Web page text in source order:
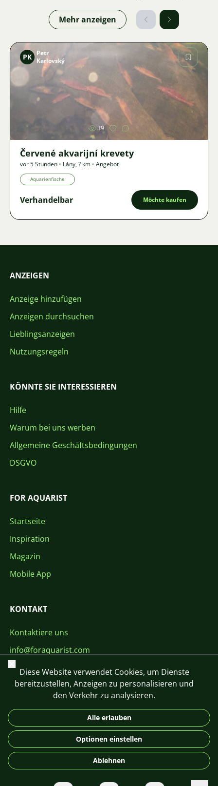
Mehr anzeigen
Bild
PK
Petr
Karlovský
39
Červené akvarijní krevety
vor 5 Stunden • Lány,? km • Angebot
Aquarienfische
Verhandelbar Möchte kaufen
ANZEIGEN
Anzeige hinzufügen
Anzeigen durchsuchen
Lieblingsanzeigen
Nutzungsregeln
KÖNNTE SIE INTERESSIEREN
Hilfe
Warum bei uns werben
Allgemeine Geschäftsbedingungen
DSGVO
FOR AQUARIST
Startseite
Inspiration
Magazin
Mobile App
KONTAKT
Kontaktiere uns
info@foraquarist.com
+420 603 449 602
DE
© 2026 For Aquarist
Schließen
Diese Website verwendet Cookies, um Dienste
bereitzustellen, Anzeigen zu personalisieren und
den Verkehr zu analysieren.
Alle erlauben
Optionen einstellen
Ablehnen